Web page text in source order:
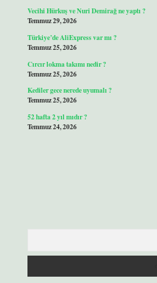
Vecihi Hürkuş ve Nuri Demirağ ne yaptı ?
Temmuz 29, 2026
Türkiye’de AliExpress var mı ?
Temmuz 25, 2026
Cırcır lokma takımı nedir ?
Temmuz 25, 2026
Kediler gece nerede uyumalı ?
Temmuz 25, 2026
52 hafta 2 yıl mıdır ?
Temmuz 24, 2026